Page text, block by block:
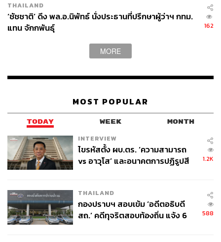
THAILAND
‘ชัชชาติ’ ดึง พล.อ.นิพัทธ์ นั่งประธานที่ปรึกษาผู้ว่าฯ กทม.
แทน จักกพันธุ์
162
MORE
MOST POPULAR
TODAY WEEK MONTH
INTERVIEW
ไขรหัสตั้ง ผบ.ตร. ‘ความสามารถ
vs อาวุโส’ และอนาคตการปฏิรูปสี
1.2K
THAILAND
กองปราบฯ สอบเข้ม ‘อดีตอธิบดี
สถ.’ คดีทุจริตสอบท้องถิ่น แจ้ง 6
588